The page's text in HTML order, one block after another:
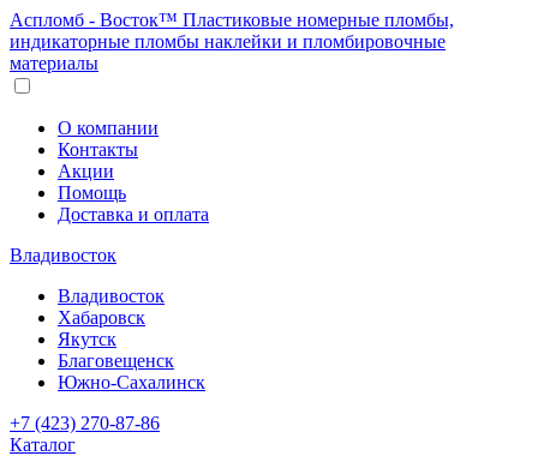
Аспломб - Восток™ Пластиковые номерные пломбы,
индикаторные пломбы наклейки и пломбировочные
материалы
О компании
Контакты
Акции
Помощь
Доставка и оплата
Владивосток
Владивосток
Хабаровск
Якутск
Благовещенск
Южно-Сахалинск
+7 (423) 270-87-86
Каталог